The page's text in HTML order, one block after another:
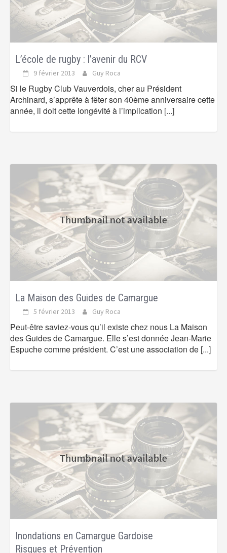
L’école de rugby : l’avenir du RCV
9 février 2013 Guy Roca
Si le Rugby Club Vauverdois, cher au Président
Archinard, s’apprête à fêter son 40ème anniversaire cette
année, il doit cette longévité à l’implication [...]
La Maison des Guides de Camargue
5 février 2013 Guy Roca
Peut-être saviez-vous qu’il existe chez nous La Maison
des Guides de Camargue. Elle s’est donnée Jean-Marie
Espuche comme président. C’est une association de [...]
Inondations en Camargue Gardoise
Risques et Prévention